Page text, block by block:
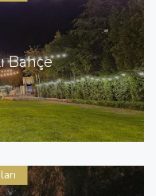
Bahçe